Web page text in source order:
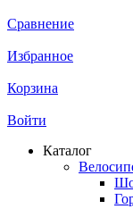
Сравнение
Избранное
Корзина
Войти
Каталог